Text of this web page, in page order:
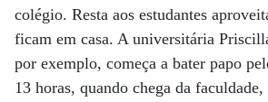
colégio. Resta aos estudantes
ficam em casa. A universitária
por exemplo, começa a bater papo
13 horas, quando chega da faculdade,